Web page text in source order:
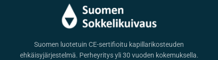
Suomen luotetuin CE-sertifioitu kapillarikosteuden
ehkäisyjärjestelmä. Perheyritys yli 30 vuoden kokemuksella.